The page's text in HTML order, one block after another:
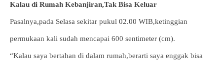
Kalau di Rumah Kebanjiran,Tak Bisa Keluar
Pasalnya,pada Selasa sekitar pukul 02.00 WIB,ketinggian
permukaan kali sudah mencapai 600 sentimeter (cm).
“Kalau saya bertahan di dalam rumah,berarti saya enggak bisa